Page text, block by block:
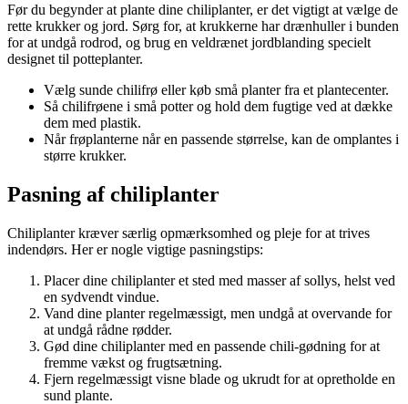
Før du begynder at plante dine chiliplanter, er det vigtigt at vælge de
rette krukker og jord. Sørg for, at krukkerne har drænhuller i bunden
for at undgå rodrod, og brug en veldrænet jordblanding specielt
designet til potteplanter.
Vælg sunde chilifrø eller køb små planter fra et plantecenter.
Så chilifrøene i små potter og hold dem fugtige ved at dække
dem med plastik.
Når frøplanterne når en passende størrelse, kan de omplantes i
større krukker.
Pasning af chiliplanter
Chiliplanter kræver særlig opmærksomhed og pleje for at trives
indendørs. Her er nogle vigtige pasningstips:
Placer dine chiliplanter et sted med masser af sollys, helst ved
en sydvendt vindue.
Vand dine planter regelmæssigt, men undgå at overvande for
at undgå rådne rødder.
Gød dine chiliplanter med en passende chili-gødning for at
fremme vækst og frugtsætning.
Fjern regelmæssigt visne blade og ukrudt for at opretholde en
sund plante.